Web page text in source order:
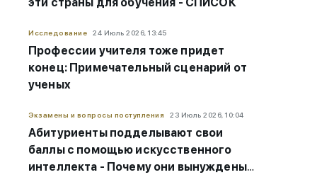
Исследование 24 Июль 2026, 13:45
Профессии учителя тоже придет
конец: Примечательный сценарий от
ученых
Экзамены и вопросы поступления 23 Июль 2026, 10:04
Абитуриенты подделывают свои
баллы с помощью искусственного
интеллекта - Почему они вынуждены